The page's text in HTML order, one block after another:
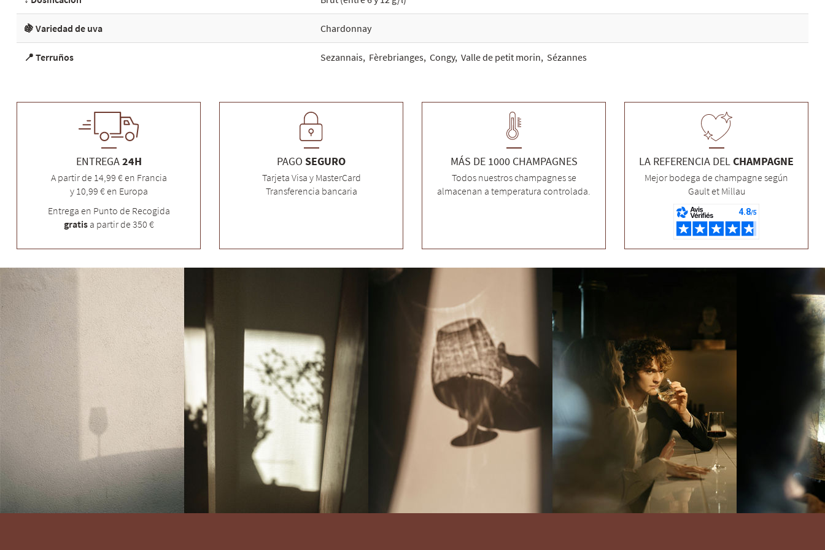
🍇 Variedad de uva Chardonnay
📍 Terruños Sezannais, Fèrebrianges, Congy, Valle de petit morin, Sézannes
ENTREGA24H
A partir de 14,99 € en Francia
y 10,99 € en Europa
Entrega en Punto de Recogida
gratisa partir de 350 €
PAGO SEGURO
Tarjeta Visa y MasterCard
Transferencia bancaria
MÁS DE 1000 CHAMPAGNES
Todos nuestros champagnes se
almacenan a temperatura controlada.
LA REFERENCIA DELCHAMPAGNE
Mejor bodega de champagne según
Gault et Millau